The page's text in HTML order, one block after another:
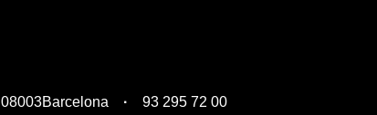
08003Barcelona 93 295 72 00